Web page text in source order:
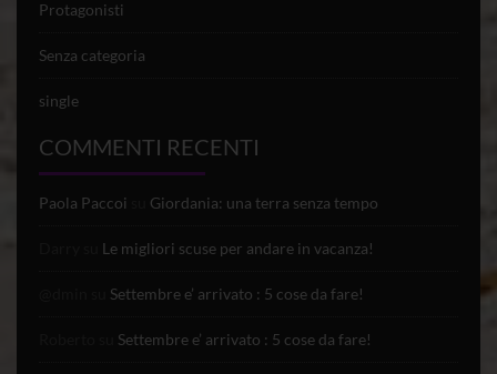
Protagonisti
Senza categoria
single
COMMENTI RECENTI
Paola Paccoi Giordania: una terra senza tempo
Le migliori scuse per andare in vacanza!
Settembre e’ arrivato : 5 cose da fare!
Settembre e’ arrivato : 5 cose da fare!